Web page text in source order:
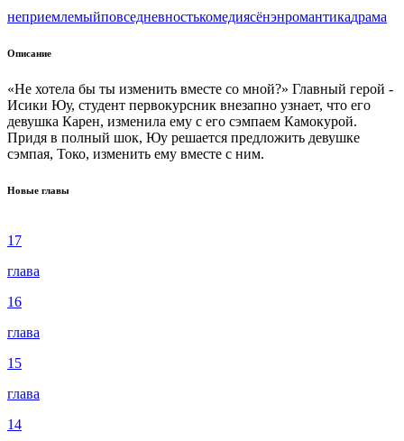
неприемлемыйповседневностькомедиясёнэнромантикадрама
Описание
«Не хотела бы ты изменить вместе со мной?» Главный герой -
Исики Юу, студент первокурсник внезапно узнает, что его
девушка Карен, изменила ему с его сэмпаем Камокурой.
Придя в полный шок, Юу решается предложить девушке
сэмпая, Токо, изменить ему вместе с ним.
Новые главы
17
глава
16
глава
15
глава
14